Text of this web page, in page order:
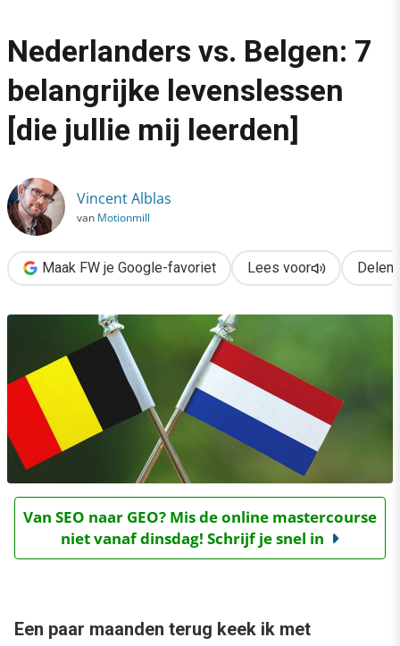
Content & Communicatie
›
Nederlanders vs. Belgen: 7 belangrijke levenslessen [die jullie
Nederlanders vs. Belgen: 7
belangrijke levenslessen
[die jullie mij leerden]
Vincent Alblas
van Motionmill
Maak FW je Google-favoriet Lees voor Delen
Van SEO naar GEO? Mis de online mastercourse
niet vanaf dinsdag! Schrijf je snel in
Een paar maanden terug keek ik met